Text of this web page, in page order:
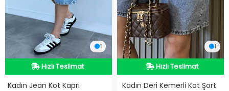
1
Hızlı Teslimat
Hızlı Teslimat
Kadın Jean Kot Kapri
1
Hızlı Teslimat
Hızlı Teslimat
Kadın Deri Kemerli Kot Şort